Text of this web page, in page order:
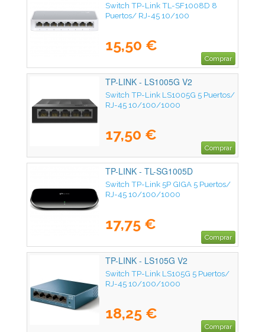
Switch TP-Link TL-SF1008D 8
Puertos/ RJ-45 10/100
15,50 €
Comprar
TP-LINK - LS1005G V2
Switch TP-Link LS1005G 5 Puertos/
RJ-45 10/100/1000
17,50 €
Comprar
TP-LINK - TL-SG1005D
Switch TP-Link 5P GIGA 5 Puertos/
RJ-45 10/100/1000
17,75 €
Comprar
TP-LINK - LS105G V2
Switch TP-Link LS105G 5 Puertos/
RJ-45 10/100/1000
18,25 €
Comprar